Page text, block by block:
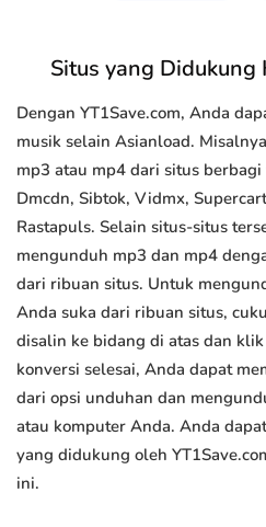
Situs yang Didukung
Dengan YT1Save.com, Anda
musik selain Asianload.
mp3 atau mp4 dari situs
Dmcdn, Sibtok, Vidmx,
Rastapuls. Selain situs-situs
mengunduh mp3 dan mp4
dari ribuan situs. Untuk
Anda suka dari ribuan situs,
disalin ke bidang di atas dan
konversi selesai, Anda dapat
dari opsi unduhan dan
atau komputer Anda. Anda
yang didukung oleh
ini.